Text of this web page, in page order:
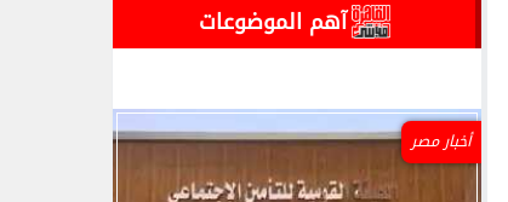
آهم الموضوعات
أخبار مصر